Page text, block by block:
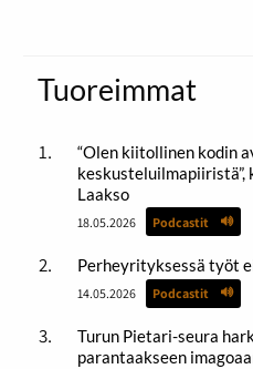
Tuoreimmat
“Olen kiitollinen kodin
keskusteluilmapiiristä”,
Laakso
18.05.2026 Podcastit
Perheyrityksessä työt
14.05.2026 Podcastit
Turun Pietari-seura
parantaakseen